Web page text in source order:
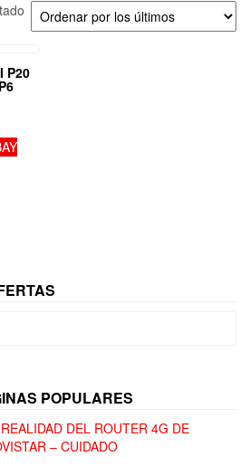
P20
POPULARES
DEL ROUTER 4G DE
– CUIDADO